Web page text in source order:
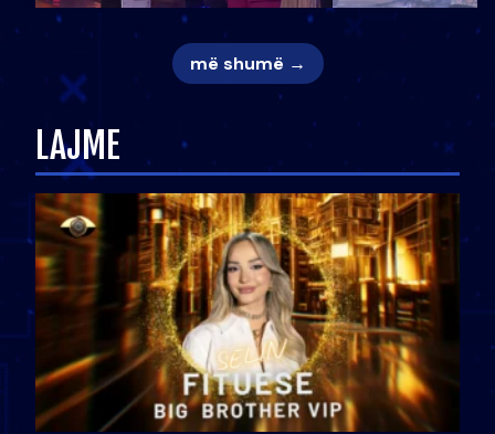
më shumë →
LAJME